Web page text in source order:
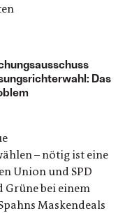
Das
– nötig ist eine
Union und SPD
Grüne bei einem
Maskendeals